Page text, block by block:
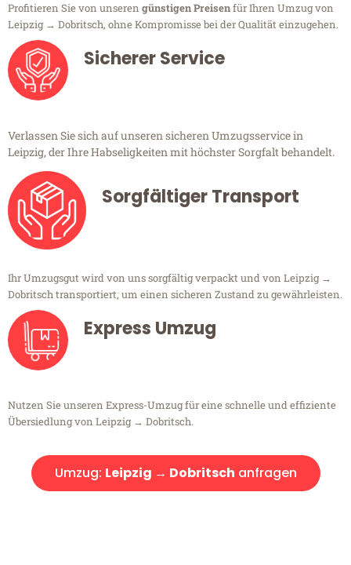
Profitieren Sie von unseren günstigen Preisenfür Ihren Umzug von
Leipzig → Dobritsch, ohne Kompromisse bei der Qualität einzugehen.
Sicherer Service
Verlassen Sie sich auf unseren sicheren Umzugsservice in
Leipzig, der Ihre Habseligkeiten mit höchster Sorgfalt behandelt.
Sorgfältiger Transport
Ihr Umzugsgut wird von uns sorgfältig verpackt und von Leipzig →
Dobritsch transportiert, um einen sicheren Zustand zu gewährleisten.
Express Umzug
Nutzen Sie unseren Express-Umzug für eine schnelle und effiziente
Übersiedlung von Leipzig → Dobritsch.
Umzug: Leipzig → Dobritsch anfragen